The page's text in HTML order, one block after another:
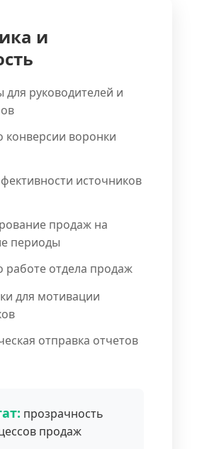
и
руководителей и
конверсии воронки
источников
продаж на
периоды
работе отдела продаж
для мотивации
отправка отчетов
прозрачность
продаж